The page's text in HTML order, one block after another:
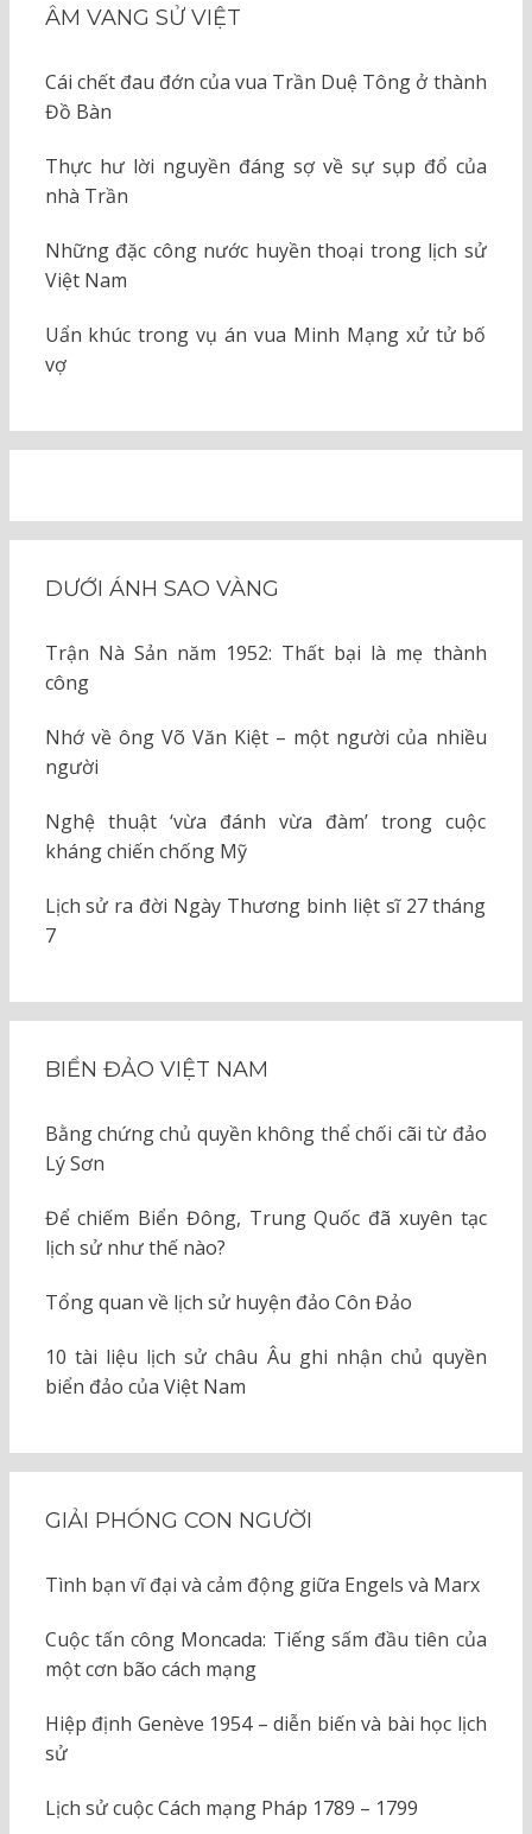
ÂM VANG SỬ VIỆT
Cái chết đau đớn của vua Trần Duệ Tông ở thành
Đồ Bàn
Thực hư lời nguyền đáng sợ về sự sụp đổ của
nhà Trần
Những đặc công nước huyền thoại trong lịch sử
Việt Nam
Uẩn khúc trong vụ án vua Minh Mạng xử tử bố
vợ
DƯỚI ÁNH SAO VÀNG
Trận Nà Sản năm 1952: Thất bại là mẹ thành
công
Nhớ về ông Võ Văn Kiệt – một người của nhiều
người
Nghệ thuật ‘vừa đánh vừa đàm’ trong cuộc
kháng chiến chống Mỹ
Lịch sử ra đời Ngày Thương binh liệt sĩ 27 tháng
7
BIỂN ĐẢO VIỆT NAM
Bằng chứng chủ quyền không thể chối cãi từ đảo
Lý Sơn
Để chiếm Biển Đông, Trung Quốc đã xuyên tạc
lịch sử như thế nào?
Tổng quan về lịch sử huyện đảo Côn Đảo
10 tài liệu lịch sử châu Âu ghi nhận chủ quyền
biển đảo của Việt Nam
GIẢI PHÓNG CON NGƯỜI
Tình bạn vĩ đại và cảm động giữa Engels và Marx
Cuộc tấn công Moncada: Tiếng sấm đầu tiên của
một cơn bão cách mạng
Hiệp định Genève 1954 – diễn biến và bài học lịch
sử
Lịch sử cuộc Cách mạng Pháp 1789 – 1799